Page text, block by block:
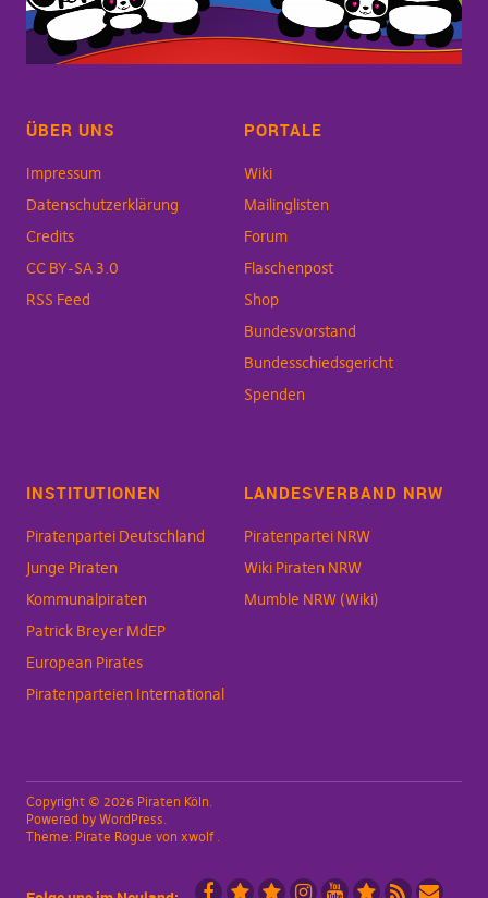
ÜBER UNS
Impressum
Datenschutzerklärung
Credits
CC BY-SA 3.0
RSS Feed
PORTALE
Wiki
Mailinglisten
Forum
Flaschenpost
Shop
Bundesvorstand
Bundesschiedsgericht
Spenden
INSTITUTIONEN
Piratenpartei Deutschland
Junge Piraten
Kommunalpiraten
Patrick Breyer MdEP
European Pirates
Piratenparteien International
LANDESVERBAND NRW
Piratenpartei NRW
Wiki Piraten NRW
Mumble NRW (Wiki)
Copyright © 2026 Piraten Köln
Powered by WordPress
Theme: Pirate Rogue von xwolf